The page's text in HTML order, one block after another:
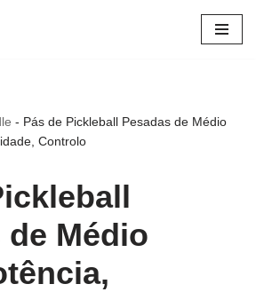
- Pás de Pickleball Pesadas de Médio
Controlo
de Médio